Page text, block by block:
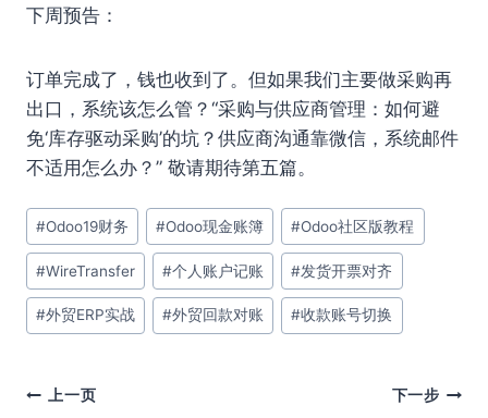
下周预告：
订单完成了，钱也收到了。但如果我们主要做采购再
出口，系统该怎么管？“采购与供应商管理：如何避
免‘库存驱动采购’的坑？供应商沟通靠微信，系统邮件
不适用怎么办？” 敬请期待第五篇。
文
章
标
签：
#Odoo19财务 #Odoo现金账簿 #Odoo社区版教程
#WireTransfer #个人账户记账 #发货开票对齐
#外贸ERP实战 #外贸回款对账 #收款账号切换
文上一页 下一步